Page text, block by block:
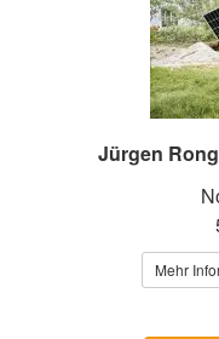
Jürgen
Mehr